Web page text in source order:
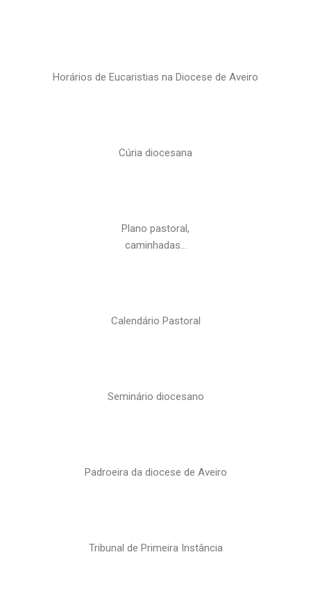
Horários de Eucaristias na Diocese de Aveiro
Cúria diocesana
Plano pastoral,
caminhadas…
Calendário Pastoral
Seminário diocesano
Padroeira da diocese de Aveiro
Tribunal de Primeira Instância